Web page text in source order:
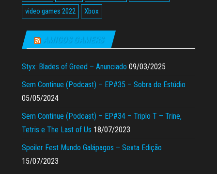
video games 2022
Xbox
AMIGOS GAMERS
Styx: Blades of Greed – Anunciado 09/03/2025
Sem Continue (Podcast) – EP#35 – Sobra de Estúdio
05/05/2024
Sem Continue (Podcast) – EP#34 – Triplo T – Trine,
Tetris e The Last of Us 18/07/2023
Spoiler Fest Mundo Galápagos – Sexta Edição
15/07/2023